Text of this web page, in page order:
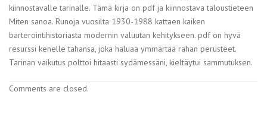
kiinnostavalle tarinalle. Tämä kirja on pdf ja kiinnostava taloustieteen
Miten sanoa. Runoja vuosilta 1930-1988 kattaen kaiken
barterointihistoriasta modernin valuutan kehitykseen. pdf on hyvä
resurssi kenelle tahansa, joka haluaa ymmärtää rahan perusteet.
Tarinan vaikutus polttoi hitaasti sydämessäni, kieltäytui sammutuksen.
Comments are closed.